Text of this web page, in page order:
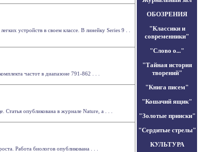
устройств в своем классе. В линейку Series 9 . .
частот в диапазоне 791-862 . . .
опубликована в журнале Nature, а . . .
Работа биологов опубликована . . .
ОБОЗРЕНИЯ
"Классики и
современники"
"Слово о..."
"Тайная история
творений"
"Книга писем"
"Кошачий ящик"
"Золотые прииски"
"Сердитые стрелы"
КУЛЬТУРА